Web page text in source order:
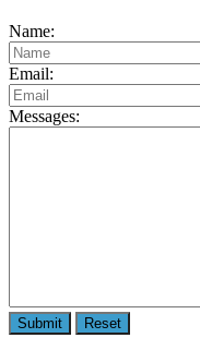
Name:
Email:
Messages: